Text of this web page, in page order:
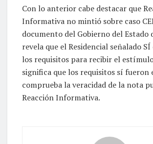
Con lo anterior cabe destacar que
Informativa no mintió sobre caso
documento del Gobierno del Estado
revela que el Residencial señalado
los requisitos para recibir el
significa que los requisitos sí fueron
comprueba la veracidad de la nota
Reacción Informativa.